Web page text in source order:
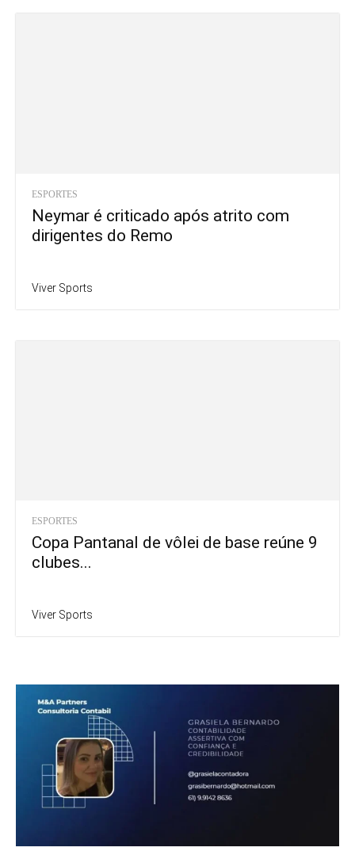
ESPORTES
Neymar é criticado após atrito com
dirigentes do Remo
Viver Sports
ESPORTES
Copa Pantanal de vôlei de base reúne 9
clubes...
Viver Sports